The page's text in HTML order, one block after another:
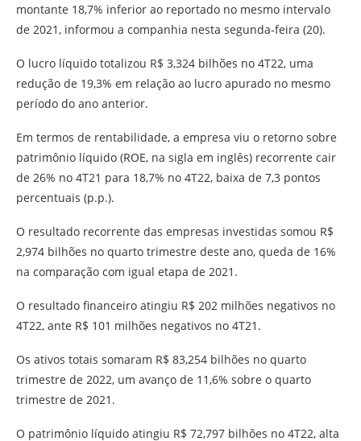
montante 18,7% inferior ao reportado no mesmo intervalo
de 2021, informou a companhia nesta segunda-feira (20).
O lucro líquido totalizou R$ 3,324 bilhões no 4T22, uma
redução de 19,3% em relação ao lucro apurado no mesmo
período do ano anterior.
Em termos de rentabilidade, a empresa viu o retorno sobre
patrimônio líquido (ROE, na sigla em inglês) recorrente cair
de 26% no 4T21 para 18,7% no 4T22, baixa de 7,3 pontos
percentuais (p.p.).
O resultado recorrente das empresas investidas somou R$
2,974 bilhões no quarto trimestre deste ano, queda de 16%
na comparação com igual etapa de 2021.
O resultado financeiro atingiu R$ 202 milhões negativos no
4T22, ante R$ 101 milhões negativos no 4T21.
Os ativos totais somaram R$ 83,254 bilhões no quarto
trimestre de 2022, um avanço de 11,6% sobre o quarto
trimestre de 2021.
O patrimônio líquido atingiu R$ 72,797 bilhões no 4T22, alta